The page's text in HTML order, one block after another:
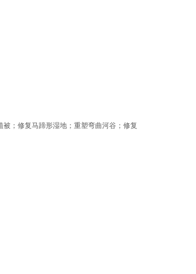
；修复马蹄形湿地；重塑弯曲河谷；修复